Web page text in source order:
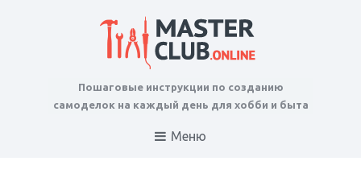
Пошаговые инструкции по созданию
самоделок на каждый день для хобби и быта
Меню